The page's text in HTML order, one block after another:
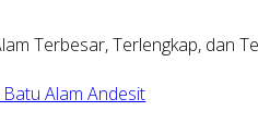
Terbesar, Terlengkap, dan